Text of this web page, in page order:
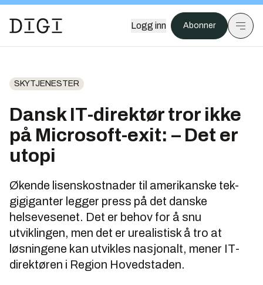
Logg inn Abonner
SKYTJENESTER
Dansk IT-direktør tror ikke
på Microsoft-exit: – Det er
utopi
Økende lisenskostnader til amerikanske tek-
gigiganter legger press på det danske
helsevesenet. Det er behov for å snu
utviklingen, men det er urealistisk å tro at
løsningene kan utvikles nasjonalt, mener IT-
direktøren i Region Hovedstaden.